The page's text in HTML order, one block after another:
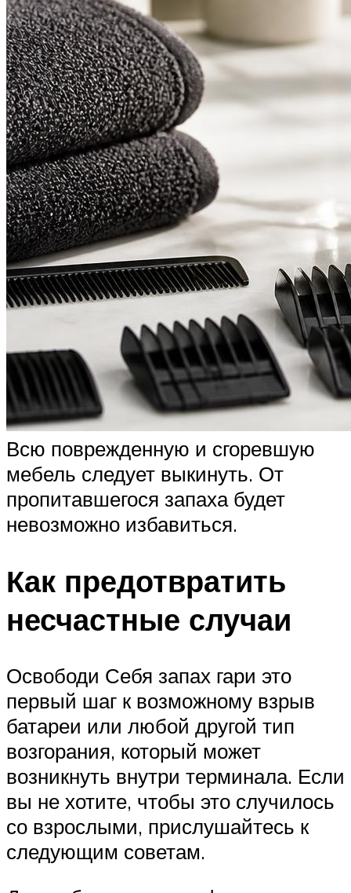
Всю поврежденную и сгоревшую
мебель следует выкинуть. От
пропитавшегося запаха будет
невозможно избавиться.
Как предотвратить
несчастные случаи
Освободи Себя запах гари это
первый шаг к возможному взрыв
батареи или любой другой тип
возгорания, который может
возникнуть внутри терминала. Если
вы не хотите, чтобы это случилось
со взрослыми, прислушайтесь к
следующим советам.